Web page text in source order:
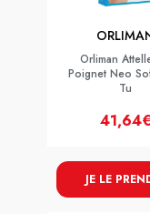
Orliman
Poignet Neo
Tu
41,64€
JE LE